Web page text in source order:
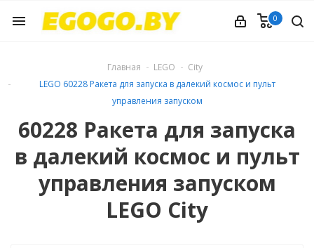
menu 0
Главная LEGO
City
LEGO 60228 Ракета для запуска в далекий космос и пульт
управления запуском
60228 Ракета для запуска
в далекий космос и пульт
управления запуском
LEGO City